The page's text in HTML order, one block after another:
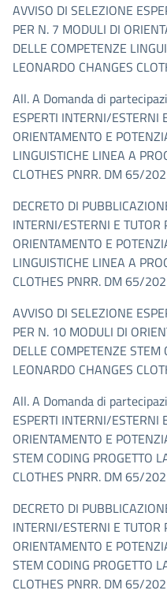
AVVISO DI SELEZIONE
PER N. 7 MODULI DI
DELLE COMPETENZE
LEONARDO CHANGES
All. A Domanda di
ESPERTI INTERNI/ESTERNI
ORIENTAMENTO E
LINGUISTICHE LINEA A
CLOTHES PNRR. DM 65/
DECRETO DI
INTERNI/ESTERNI E TUTOR
ORIENTAMENTO E
LINGUISTICHE LINEA A
CLOTHES PNRR. DM 65/
AVVISO DI SELEZIONE
PER N. 10 MODULI DI
DELLE COMPETENZE STEM
LEONARDO CHANGES
All. A Domanda di
ESPERTI INTERNI/ESTERNI
ORIENTAMENTO E
STEM CODING PROGETTO
CLOTHES PNRR. DM 65/
DECRETO DI
INTERNI/ESTERNI E
ORIENTAMENTO E
STEM CODING PROGETTO
CLOTHES PNRR. DM 65/